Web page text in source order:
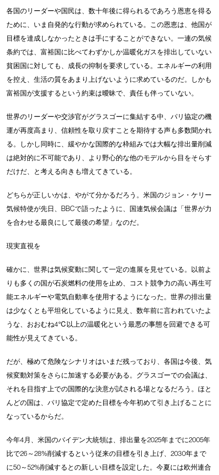
各国のリーダーや国民は、数十年後に得られるであろう恩恵を得る
ために、いま自発的な行動が求められている。この恩恵は、他国が
目標を達成しなかったときは手にすることができない。一連の気候
条約では、富裕国に比べてわずかしか温暖化ガスを排出していない
貧困国に対しても、成長の抑制を要求している。エネルギーの利用
を控え、生活の質をあまり上げないように求めているのだ。しかも
富裕国が支援するという約束は曖昧で、責任も伴っていない。
世界のリーダーや交渉官がグラスゴーに集結する中、パリ協定の機
運が再度高まり、信頼性を取り戻すことを期待する声も多数聞かれ
る。しかし同時に、緩やかな国際的な枠組みでは大幅な排出量削減
は絶対的に不可能であり、より野心的な他のモデルから目をそらす
だけだ、と考える向きも増えてきている。
どちらが正しいかは、やがて分かるだろう。米国のジョン・ケリー
気候特使が先日、BBCで語ったように、国連気候会議は「世界が力
を合わせる最良にして最後の希望」なのだ。
現実直視を
確かに、世界は気候変動に関して一定の進展を見せている。以前よ
りも多くの国が石炭燃料の使用を止め、コスト競争力の高い再生可
能エネルギーや電気自動車を使用するようになった。世界の排出量
は少なくとも平坦化しているように見え、数年前に言われていたよ
うな、おおむね4℃以上の温暖化という最悪の事態を回避できる可
能性が見えてきている。
だが、極めて危険なシナリオはいまだ残っており、各国は今後、気
候変動対策をさらに加速する必要がある。グラスゴーでの会議は、
それを目指す上での国際的な決意が試される場となるだろう。ほと
んどの国は、パリ協定で定めた目標を今年初めて引き上げることに
なっているからだ。
今年4月、米国のバイデン大統領は、排出量を2025年までに2005年
比で26～28%削減するという従来の目標を引き上げ、2030年まで
に50～52%削減するとの新しい目標を設定した。今夏には欧州連合